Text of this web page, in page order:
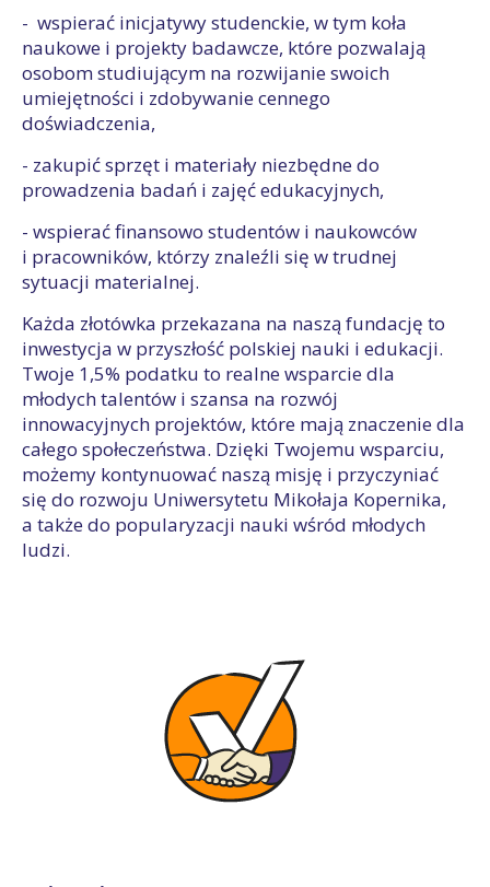
- wspierać inicjatywy studenckie, w tym koła
naukowe i projekty badawcze, które pozwalają
osobom studiującym na rozwijanie swoich
umiejętności i zdobywanie cennego
doświadczenia,
- zakupić sprzęt i materiały niezbędne do
prowadzenia badań i zajęć edukacyjnych,
- wspierać finansowo studentów i naukowców
i pracowników, którzy znaleźli się w trudnej
sytuacji materialnej.
Każda złotówka przekazana na naszą fundację to
inwestycja w przyszłość polskiej nauki i edukacji.
Twoje 1,5% podatku to realne wsparcie dla
młodych talentów i szansa na rozwój
innowacyjnych projektów, które mają znaczenie dla
całego społeczeństwa. Dzięki Twojemu wsparciu,
możemy kontynuować naszą misję i przyczyniać
się do rozwoju Uniwersytetu Mikołaja Kopernika,
a także do popularyzacji nauki wśród młodych
ludzi.